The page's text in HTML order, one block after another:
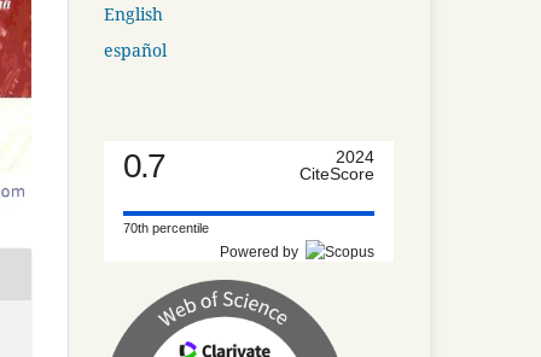
English
español
0.7
2024
CiteScore
70th percentile
Powered by